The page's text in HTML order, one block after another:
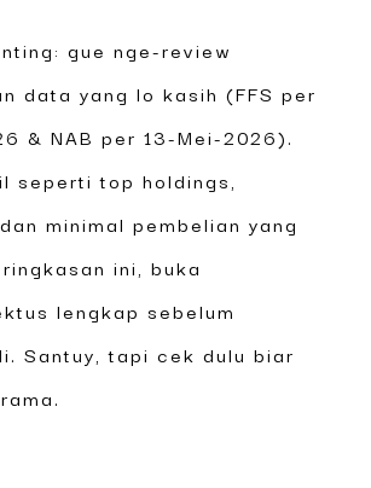
gue nge-review
data yang lo kasih (FFS per
& NAB per 13-Mei-2026).
seperti top holdings,
minimal pembelian yang
ini, buka
lengkap sebelum
Santuy, tapi cek dulu biar